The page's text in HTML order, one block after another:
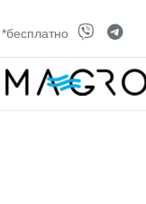
*бесплатно